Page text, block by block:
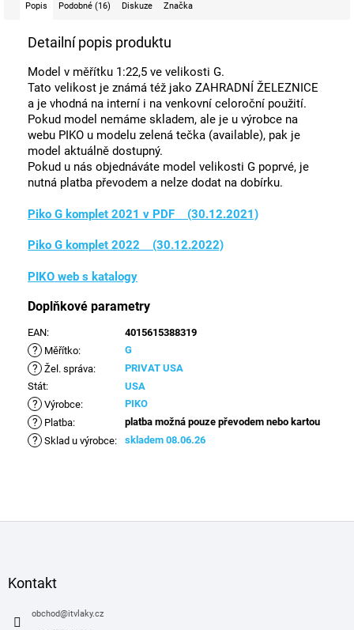
Popis Podobné (16) Diskuze Značka
Detailní popis produktu
Model v měřítku 1:22,5 ve velikosti G.
Tato velikost je známá též jako ZAHRADNÍ ŽELEZNICE
a je vhodná na interní i na venkovní celoroční použití.
Pokud model nemáme skladem, ale je u výrobce na
webu PIKO u modelu zelená tečka (available), pak je
model aktuálně dostupný.
Pokud u nás objednáváte model velikosti G poprvé, je
nutná platba převodem a nelze dodat na dobírku.
Piko G komplet 2021 v PDF (30.12.2021)
Piko G komplet 2022 (30.12.2022)
PIKO web s katalogy
Doplňkové parametry
EAN: 4015615388319
? Měřítko: G
? Žel. správa:
PRIVAT USA
Stát: USA
? Výrobce: PIKO
? Platba: platba možná pouze převodem nebo kartou
? Sklad u výrobce: skladem 08.06.26
Kontakt
obchod@itvlaky.cz